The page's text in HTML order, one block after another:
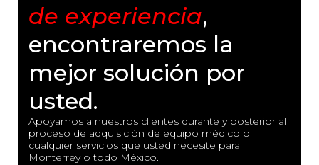
de experiencia,
encontraremos la
mejor solución por
usted.
Apoyamos a nuestros clientes durante y posterior al
proceso de adquisición de equipo médico o
cualquier servicios que usted necesite para
Monterrey o todo México.